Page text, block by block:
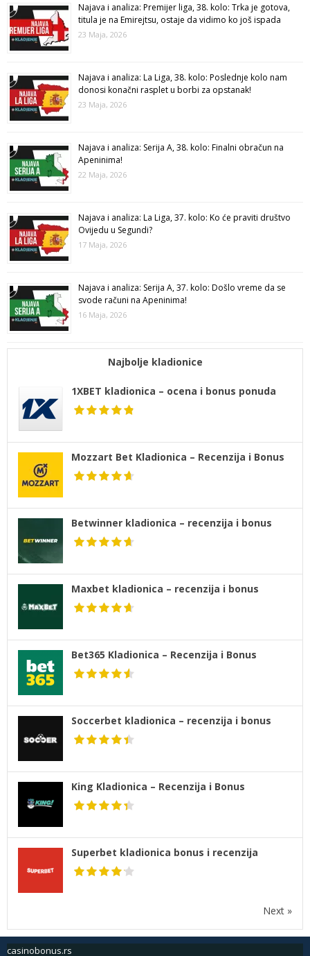
Najava i analiza: Premijer liga, 38. kolo: Trka je gotova,
titula je na Emirejtsu, ostaje da vidimo ko još ispada
23 Maja, 2026
Najava i analiza: La Liga, 38. kolo: Poslednje kolo nam
donosi konačni rasplet u borbi za opstanak!
23 Maja, 2026
Najava i analiza: Serija A, 38. kolo: Finalni obračun na
Apeninima!
22 Maja, 2026
Najava i analiza: La Liga, 37. kolo: Ko će praviti društvo
Ovijedu u Segundi?
17 Maja, 2026
Najava i analiza: Serija A, 37. kolo: Došlo vreme da se
svode računi na Apeninima!
16 Maja, 2026
Najbolje kladionice
1XBET kladionica – ocena i bonus ponuda
Mozzart Bet Kladionica – Recenzija i Bonus
Betwinner kladionica – recenzija i bonus
Maxbet kladionica – recenzija i bonus
Bet365 Kladionica – Recenzija i Bonus
Soccerbet kladionica – recenzija i bonus
King Kladionica – Recenzija i Bonus
Superbet kladionica bonus i recenzija
Next »
casinobonus.rs